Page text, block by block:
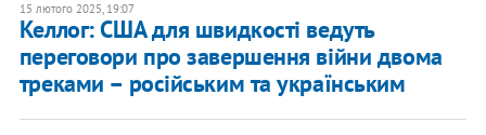
15 лютого 2025, 19:07
Келлог: США для швидкості ведуть
переговори про завершення війни двома
треками – російським та українським